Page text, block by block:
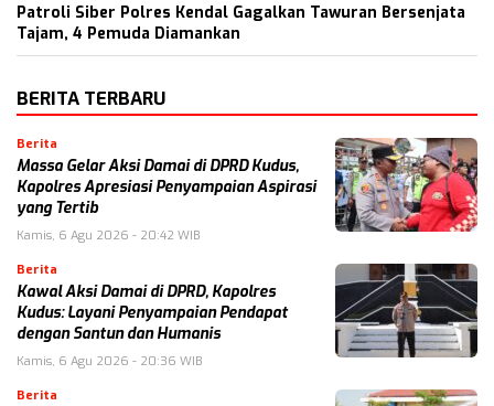
Patroli Siber Polres Kendal Gagalkan Tawuran Bersenjata
Tajam, 4 Pemuda Diamankan
BERITA TERBARU
Berita
Massa Gelar Aksi Damai di DPRD Kudus,
Kapolres Apresiasi Penyampaian Aspirasi
yang Tertib
Kamis, 6 Agu 2026 - 20:42 WIB
Berita
Kawal Aksi Damai di DPRD, Kapolres
Kudus: Layani Penyampaian Pendapat
dengan Santun dan Humanis
Kamis, 6 Agu 2026 - 20:36 WIB
Berita